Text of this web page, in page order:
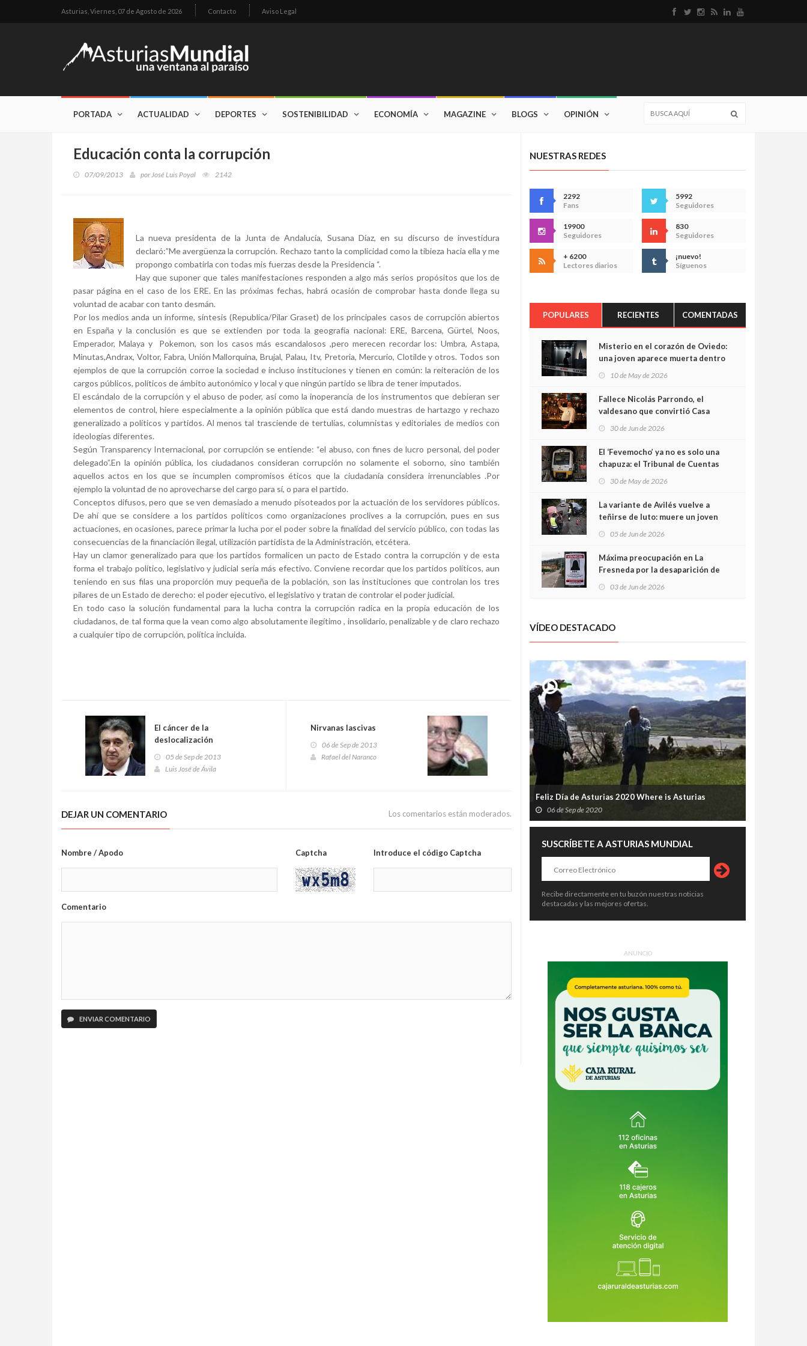
Asturias, Viernes, 07 de Agosto de 2026 Contacto Aviso Legal
PORTADA ACTUALIDAD DEPORTES SOSTENIBILIDAD ECONOMÍA MAGAZINE BLOGS OPINIÓN
Educación conta la corrupción
07/09/2013 porJosé Luis Poyal 2142
La nueva presidenta de la Junta de Andalucía, Susana Díaz, en su discurso de investidura
declaró:”Me avergüenza la corrupción. Rechazo tanto la complicidad como la tibieza hacia ella y me
propongo combatirla con todas mis fuerzas desde la Presidencia “.
Hay que suponer que tales manifestaciones responden a algo más serios propósitos que los de
pasar página en el caso de los ERE. En las próximas fechas, habrá ocasión de comprobar hasta donde llega su
voluntad de acabar con tanto desmán.
Por los medios anda un informe, síntesis (Republica/Pilar Graset) de los principales casos de corrupción abiertos
en España y la conclusión es que se extienden por toda la geografía nacional: ERE, Barcena, Gürtel, Noos,
Emperador, Malaya y Pokemon, son los casos más escandalosos ,pero merecen recordar los: Umbra, Astapa,
Minutas,Andrax, Voltor, Fabra, Unión Mallorquina, Brujal, Palau, Itv, Pretoria, Mercurio, Clotilde y otros. Todos son
ejemplos de que la corrupción corroe la sociedad e incluso instituciones y tienen en común: la reiteración de los
cargos públicos, políticos de ámbito autonómico y local y que ningún partido se libra de tener imputados.
El escándalo de la corrupción y el abuso de poder, así como la inoperancia de los instrumentos que debieran ser
elementos de control, hiere especialmente a la opinión pública que está dando muestras de hartazgo y rechazo
generalizado a políticos y partidos. Al menos tal trasciende de tertulias, columnistas y editoriales de medios con
ideologías diferentes.
Según Transparency Internacional, por corrupción se entiende: “el abuso, con fines de lucro personal, del poder
delegado”.En la opinión pública, los ciudadanos consideran corrupción no solamente el soborno, sino también
aquellos actos en los que se incumplen compromisos éticos que la ciudadanía considera irrenunciables .Por
ejemplo la voluntad de no aprovecharse del cargo para sí, o para el partido.
Conceptos difusos, pero que se ven demasiado a menudo pisoteados por la actuación de los servidores públicos.
De ahí que se considere a los partidos políticos como organizaciones proclives a la corrupción, pues en sus
actuaciones, en ocasiones, parece primar la lucha por el poder sobre la finalidad del servicio público, con todas las
consecuencias de la financiación ilegal, utilización partidista de la Administración, etcétera.
Hay un clamor generalizado para que los partidos formalicen un pacto de Estado contra la corrupción y de esta
forma el trabajo político, legislativo y judicial sería más efectivo. Conviene recordar que los partidos políticos, aun
teniendo en sus filas una proporción muy pequeña de la población, son las instituciones que controlan los tres
pilares de un Estado de derecho: el poder ejecutivo, el legislativo y tratan de controlar el poder judicial.
En todo caso la solución fundamental para la lucha contra la corrupción radica en la propia educación de los
ciudadanos, de tal forma que la vean como algo absolutamente ilegítimo , insolidario, penalizable y de claro rechazo
a cualquier tipo de corrupción, política incluida.
El cáncer de la
deslocalización
05 de Sep de 2013
Luis José de Ávila
Nirvanas lascivas
06 de Sep de 2013
Rafael del Naranco
DEJAR UN COMENTARIO Los comentarios están moderados.
Nombre / Apodo Captcha Introduce el código Captcha
Comentario
ENVIAR COMENTARIO
NUESTRAS REDES
2292
Fans
5992
Seguidores
19900
Seguidores
830
Seguidores
+ 6200
Lectores diarios
¡nuevo!
Síguenos
POPULARES RECIENTES COMENTADAS
Misterio en el corazón de Oviedo:
una joven aparece muerta dentro
cámaras captan sus últimos
minutos
10 de May de 2026
Fallece Nicolás Parrondo, el
valdesano que convirtió Casa
30 de Jun de 2026
El ‘Fevemocho’ ya no es solo una
chapuza: el Tribunal de Cuentas
sobrecoste de los trenes que no
cabían por los túneles
30 de May de 2026
La variante de Avilés vuelve a
teñirse de luto: muere un joven
05 de Jun de 2026
Máxima preocupación en La
Fresneda por la desaparición de
03 de Jun de 2026
VÍDEO DESTACADO
Feliz Día de Asturias 2020 Where is Asturias
06 de Sep de 2020
SUSCRÍBETE A ASTURIAS MUNDIAL
Recibe directamente en tu buzón nuestras noticias
destacadas y las mejores ofertas.
ANUNCIO